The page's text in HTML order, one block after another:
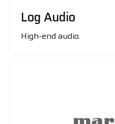
Log Audio
High-end audio.